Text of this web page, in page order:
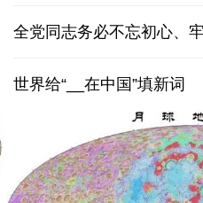
全党同志务必不忘初心、
世界给“__在中国”填新词